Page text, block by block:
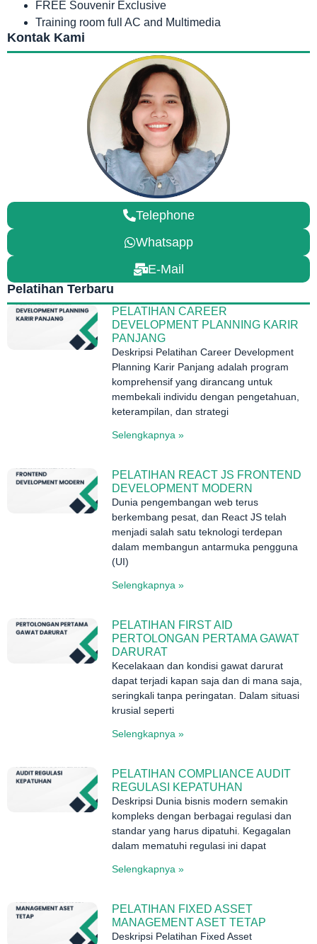
FREE Souvenir Exclusive
Training room full AC and Multimedia
Kontak Kami
Telephone
Whatsapp
E-Mail
Pelatihan Terbaru
PELATIHAN CAREER
DEVELOPMENT PLANNING KARIR
PANJANG
Deskripsi Pelatihan Career Development
Planning Karir Panjang adalah program
komprehensif yang dirancang untuk
membekali individu dengan pengetahuan,
keterampilan, dan strategi
Selengkapnya »
PELATIHAN REACT JS FRONTEND
DEVELOPMENT MODERN
Dunia pengembangan web terus
berkembang pesat, dan React JS telah
menjadi salah satu teknologi terdepan
dalam membangun antarmuka pengguna
(UI)
Selengkapnya »
PELATIHAN FIRST AID
PERTOLONGAN PERTAMA GAWAT
DARURAT
Kecelakaan dan kondisi gawat darurat
dapat terjadi kapan saja dan di mana saja,
seringkali tanpa peringatan. Dalam situasi
krusial seperti
Selengkapnya »
PELATIHAN COMPLIANCE AUDIT
REGULASI KEPATUHAN
Deskripsi Dunia bisnis modern semakin
kompleks dengan berbagai regulasi dan
standar yang harus dipatuhi. Kegagalan
dalam mematuhi regulasi ini dapat
Selengkapnya »
PELATIHAN FIXED ASSET
MANAGEMENT ASET TETAP
Deskripsi Pelatihan Fixed Asset